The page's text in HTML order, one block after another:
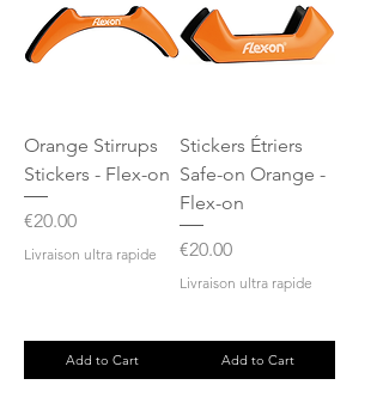
Orange Stirrups
Stickers - Flex-on
Price
€20.00
Livraison ultra rapide
Add to Cart
Stickers Étriers
Safe-on Orange -
Flex-on
Price
€20.00
Livraison ultra rapide
Add to Cart